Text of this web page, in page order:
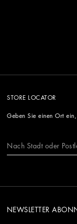
STORE LOCATOR
Geben Sie einen Ort
NEWSLETTER